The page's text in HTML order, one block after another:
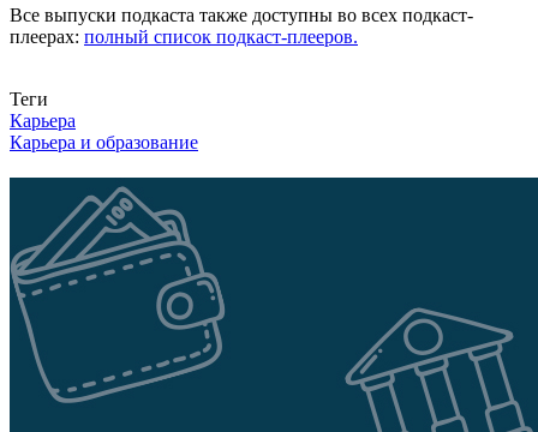
Все выпуски подкаста также доступны во всех подкаст-
плеерах: полный список подкаст-плееров.
Теги
Карьера
Карьера и образование